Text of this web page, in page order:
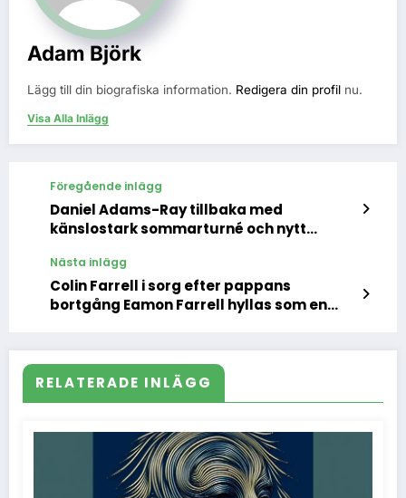
Adam Björk
Lägg till din biografiska information. Redigera din profil nu.
Visa Alla Inlägg
Föregående inlägg
Daniel Adams-Ray tillbaka med
känslostark sommarturné och nytt
Nästa inlägg
Colin Farrell i sorg efter pappans
bortgång Eamon Farrell hyllas som en
RELATERADE INLÄGG